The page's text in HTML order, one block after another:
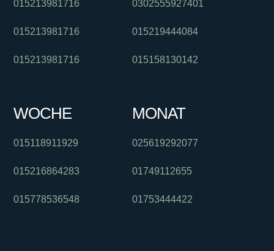
015213981716
015213981716
015213981716
0302555927401
015219444084
015158130142
WOCHE
015118911929
015216864283
015778536548
MONAT
025619292077
01749112655
01753444422